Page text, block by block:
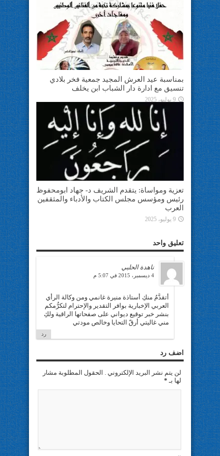
بمناسبة عيد العرش المجيد جمعية فخر بلادي
تنسيق مع ادارة دار الشباب ابن يخلف
9 يوليو، 2025
تعزية ومواساة: يتقدم الشريف د- جهاد ابومحفوظ
رئيس ومؤسس مجلس الكتاب والأدباء والمثقفين
العرب
9 يوليو، 2025
تعليق واحد
ناهدة الحلبي
4 ديسمبر، 2015 في 5:07 م
أتقدَّمُ منكِ أستاذة منيرة غانمي ومن وكالة الرأي
العربي الإخبارية بوافر التقدير والإحترام لتكرُّمكم
بنشر خبر توقيع ديواني على صفحاتها الراقية ولكِ
مني غاليتي أرقّ التحايا وخالص مودتي
رد
اضف رد
لن يتم نشر البريد الإلكتروني . الحقول المطلوبة مشار
لها بـ *